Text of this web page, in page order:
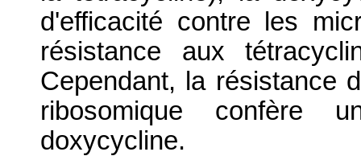
d'efficacité contre les
résistance aux
Cependant, la résistance
ribosomique confère
doxycycline.